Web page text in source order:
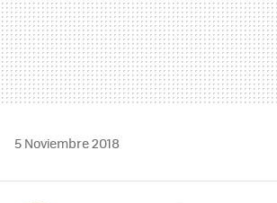
5 Noviembre 2018